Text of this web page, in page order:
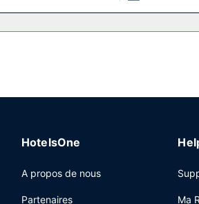
tous les jours.
HotelsOne
A propos de nous
Partenaires Ma